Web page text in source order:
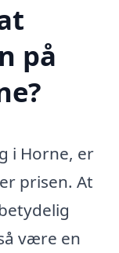
på
i Horne, er
prisen. At
være en